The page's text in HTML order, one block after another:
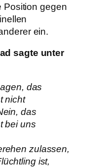
Position gegen
ein.
sagte unter
das
nicht
das
bei uns
zulassen,
ist,